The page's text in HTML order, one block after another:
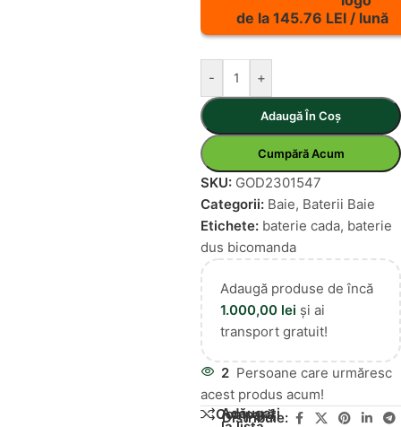
de la 145.76 LEI / lună
- +
Adaugă În Coș
Cumpără Acum
SKU: GOD2301547
Categorii: Baie, Baterii Baie
Etichete: baterie cada, baterie
dus bicomanda
Adaugă produse de încă
1.000,00 lei și ai
transport gratuit!
2 Persoane care urmăresc
acest produs acum!
Compară
Adăugați
Distribuie: